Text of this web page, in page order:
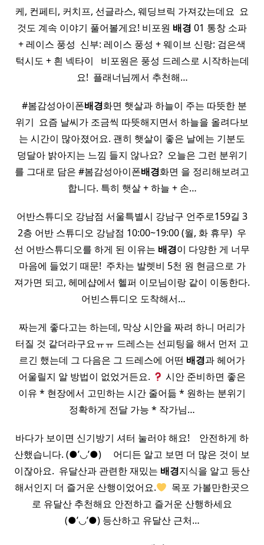
케, 컨페티, 커치프, 선글라스, 웨딩브릭 가져갔는데요 ​ 요
것도 계속 이야기 풀어볼게요! 비포원 배경 01 통창 소파
+ 레이스 풍성 ​ 신부: 레이스 풍성 + 웨이브 신랑: 검은색
턱시도 + 흰 넥타이 ​ ​ 비포원은 풍성 드레스로 시작하는데
요! ​ 플래너님께서 추천해…
​ ​ #봄감성아이폰배경화면 햇살과 하늘이 주는 따뜻한 분
위기 ​ 요즘 날씨가 조금씩 따뜻해지면서 하늘을 올려다보
는 시간이 많아졌어요. 괜히 햇살이 좋은 날에는 기분도
덩달아 밝아지는 느낌 들지 않나요? ​ 오늘은 그런 분위기
를 그대로 담은 #봄감성아이폰배경화면 을 정리해보려고
합니다. 특히 햇살 + 하늘 + 손…
어반스튜디오 강남점 서울특별시 강남구 언주로159길 3
2층 어반 스튜디오 강남점 10:00~19:00 (월, 화 휴무) ​ 우
선 어반스튜디오를 하게 된 이유는 배경이 다양한 게 너무
마음에 들었기 때문! ​ 주차는 발렛비 5천 원 현금으로 가
져가면 되고, 헤메샵에서 헬퍼 이모님이랑 같이 이동한다.
​ 어빈스튜디오 도착해서…
짜는게 좋다고는 하는데, 막상 시안을 짜려 하니 머리가
터질 것 같더라구요ㅠㅠ 드레스는 선피팅을 해서 먼저 고
르긴 했는데 그 다음은 그 드레스에 어떤 배경과 헤어가
어울릴지 알 방법이 없었거든요.
시안 준비하면 좋은
이유 * 현장에서 고민하는 시간 줄어듦 * 원하는 분위기
정확하게 전달 가능 * 작가님…
바다가 보이면 신기방기 셔터 눌러야 해요! ​ ​ ​ 안전하게 하
산했습니다. (●’◡’●) ​ ​ ​ ​ 어디든 알고 보면 더 많은 것이 보
이잖아요. ​ 유달산과 관련한 재밌는 배경지식을 알고 등산
해서인지 더 즐거운 산행이었어요.
​ 목포 가볼만한곳으
로 유달산 추천해요 안전하고 즐거운 산행하세요
(●’◡’●) 등산하고 유달산 근처…